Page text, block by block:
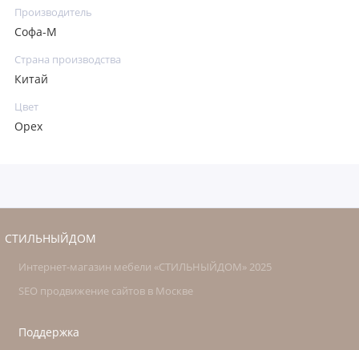
Производитель
Софа-М
Страна производства
Китай
Цвет
Орех
СТИЛЬНЫЙДОМ
Интернет-магазин мебели «СТИЛЬНЫЙДОМ» 2025
SEO продвижение сайтов в Москве
Поддержка